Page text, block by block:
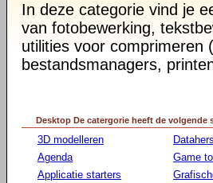
In deze categorie vind je
van fotobewerking,
utilities voor comprimeren
bestandsmanagers,
Desktop De catergorie heeft de volgende
3D modelleren
Agenda
Applicatie starters
Game